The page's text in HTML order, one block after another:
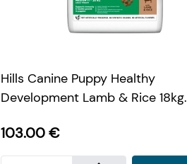
Hills Canine Puppy Healthy
Development Lamb & Rice 18kg.
103.00 €